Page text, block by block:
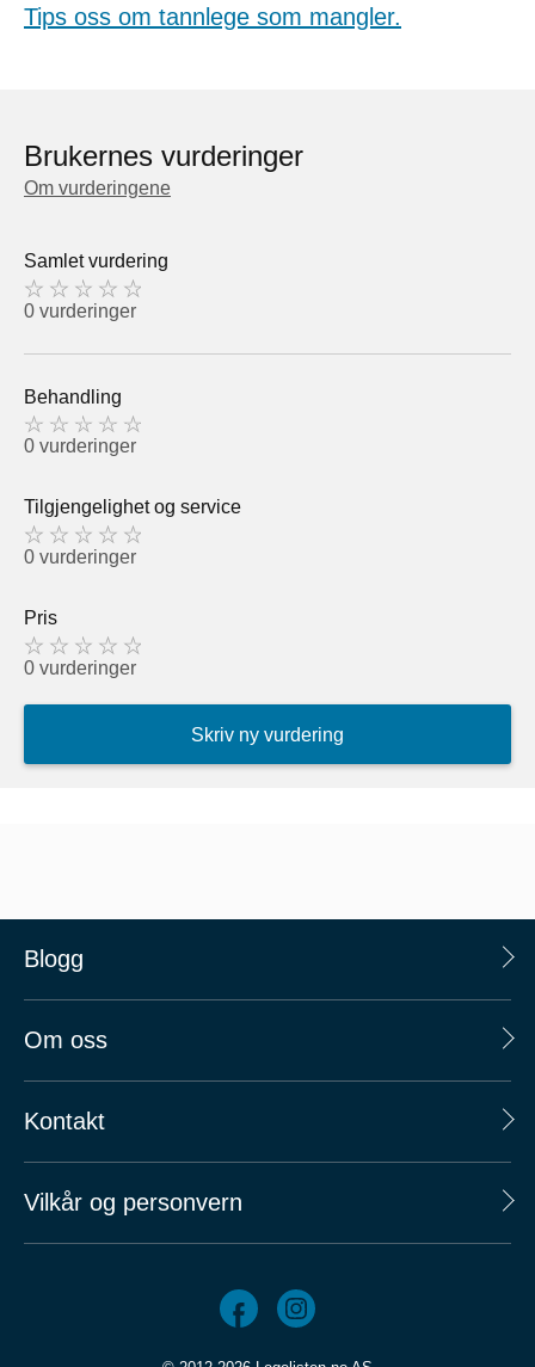
Tips oss om tannlege som mangler.
Brukernes vurderinger
Om vurderingene
Samlet vurdering
0 vurderinger
Behandling
0 vurderinger
Tilgjengelighet og service
0 vurderinger
Pris
0 vurderinger
Skriv ny vurdering
Blogg
Om oss
Kontakt
Vilkår og personvern